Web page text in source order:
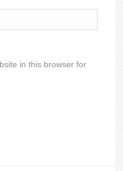
in this browser for